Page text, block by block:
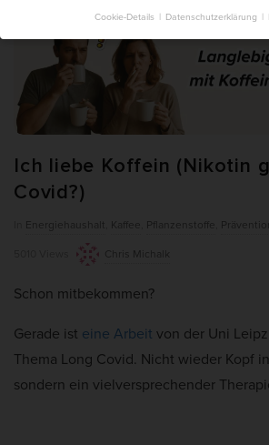
Ich liebe Koffein (Nikotin
Covid?)
Energiehaushalt Kaffee Pflanzenstoffe Prävention
Chris Michalk
Schon mitbekommen?
Gerade ist eine Arbeit von der Uni
Thema Long Covid. Nicht wieder Kopf
sondern ein vielversprechender
Cookie-Details Datenschutzerklärung
Hier finden Sie eine Übersicht über alle
können Ihre Einwilligung zu ganzen
weitere Informationen anzeigen lassen und
Cookies auswählen.
Alle akzeptieren Auswahl
Essenziell (7)
die einwandfreie Funktion und die Sicherheit der
Cookie-Informationen